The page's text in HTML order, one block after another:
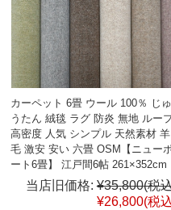
カーペット 6畳 ウール 100％ じゅ
うたん 絨毯 ラグ 防炎 無地 ルー
高密度 人気 シンプル 天然素材 羊
毛 激安 安い 六畳 OSM【ニュー
ート6畳】 江戸間6帖 261×352cm
当店旧価格: ¥35,800(税
¥26,800(税